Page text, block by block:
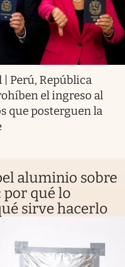
| Perú, República
el ingreso al
que posterguen la
aluminio sobre
por qué lo
sirve hacerlo